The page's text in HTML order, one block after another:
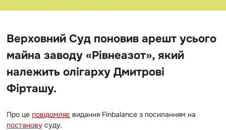
Верховний Суд поновив арешт усього
майна заводу «Рівнеазот», який
належить олігарху Дмитрові
Фірташу.
Про це повідомляє видання Finbalance з посиланням на
постанову суду.